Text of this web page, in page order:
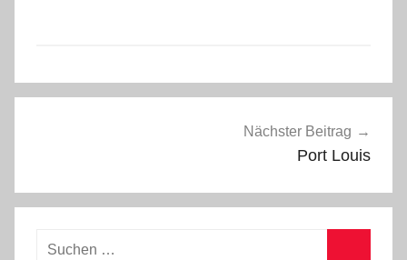
Nächster Beitrag
Port Louis
Suchen